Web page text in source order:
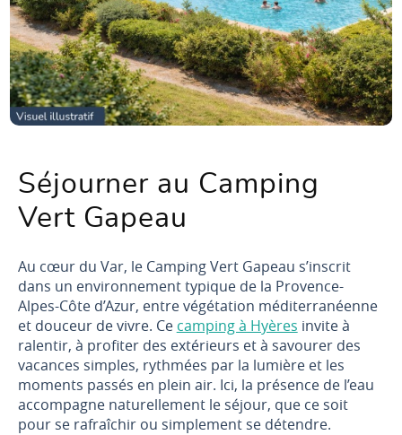
Séjourner au Camping
Vert Gapeau
Au cœur du Var, le Camping Vert Gapeau s’inscrit
dans un environnement typique de la Provence-
Alpes-Côte d’Azur, entre végétation méditerranéenne
et douceur de vivre. Ce camping à Hyères invite à
ralentir, à profiter des extérieurs et à savourer des
vacances simples, rythmées par la lumière et les
moments passés en plein air. Ici, la présence de l’eau
accompagne naturellement le séjour, que ce soit
pour se rafraîchir ou simplement se détendre.